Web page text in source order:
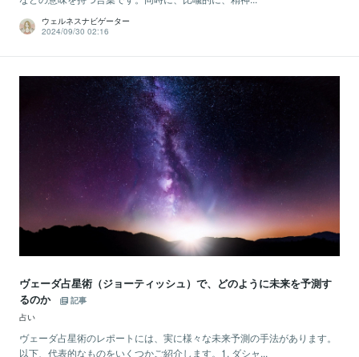
ウェルネスナビゲーター
2024/09/30 02:16
ヴェーダ占星術（ジョーティッシュ）で、どのように未来を予測す
るのか
記事
占い
ヴェーダ占星術のレポートには、実に様々な未来予測の手法があります。
以下、代表的なものをいくつかご紹介します。1. ダシャ...